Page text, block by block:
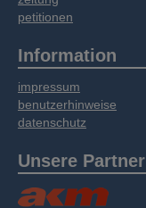
petitionen
Information
impressum
benutzerhinweise
datenschutz
Unsere Partner